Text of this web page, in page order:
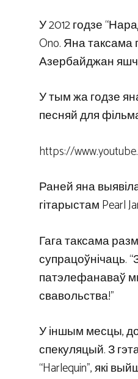
У 2012 годзе
Ono. Яна таксама
Азербайджан
У тым жа годзе
песняй для
https://
Раней яна
гітарыстам Pearl
Гага таксама
супрацоўнічаць.
патэлефанаваў
свавольства!”
У іншым месцы,
спекуляцый. З
“Harlequin”, які